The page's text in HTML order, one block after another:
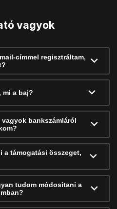
vagyok
címmel regisztráltam,
mi a baj?
bankszámláról
a támogatási összeget,
tudom módosítani a